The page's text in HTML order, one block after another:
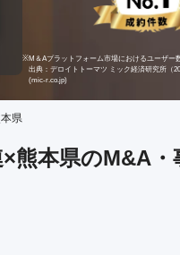
※M＆Aプラットフォーム市場におけるユーザー
出典：デロイトトーマツ ミック経済研究所（
(mic-r.co.jp)
県
熊本県のM&A